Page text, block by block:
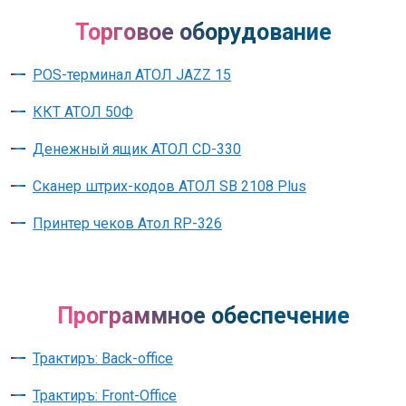
Торговое оборудование
POS-терминал АТОЛ JAZZ 15
ККТ АТОЛ 50Ф
Денежный ящик АТОЛ CD-330
Сканер штрих-кодов АТОЛ SB 2108 Plus
Принтер чеков Атол RP-326
Программное обеспечение
Трактиръ: Back-office
Трактиръ: Front-Office